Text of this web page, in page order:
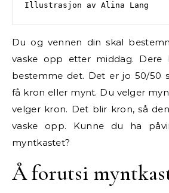
Illustrasjon av Alina Lang
Du og vennen din skal
vaske opp etter middag. Dere
bestemme det. Det er jo 50/50
få kron eller mynt. Du velger
velger kron. Det blir kron, så
vaske opp. Kunne du ha
myntkastet?
Å forutsi